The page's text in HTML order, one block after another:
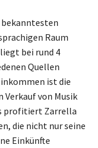
bekanntesten
Raum
bei rund 4
Quellen
ist die
Verkauf von Musik
profitiert Zarrella
die nicht nur seine
Einkünfte